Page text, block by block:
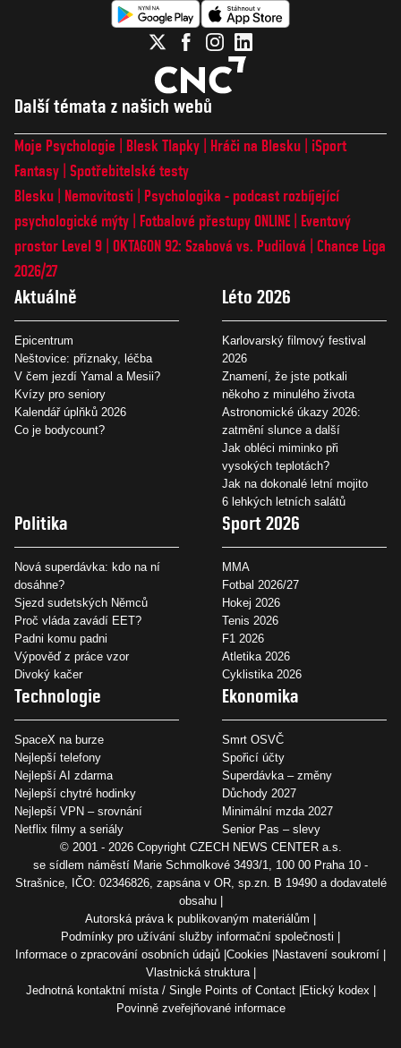
Další témata z našich webů
Moje Psychologie Blesk Tlapky Hráči na Blesku
iSport
Fantasy Spotřebitelské testy
Blesku
Nemovitosti
Psychologika - podcast rozbíjející
psychologické mýty
Fotbalové přestupy ONLINE
Eventový
prostor Level 9 OKTAGON 92: Szabová vs. Pudilová
Chance Liga
2026/27
Aktuálně
Epicentrum
Neštovice: příznaky, léčba
V čem jezdí Yamal a Mesii?
Kvízy pro seniory
Kalendář úplňků 2026
Co je bodycount?
Léto 2026
Karlovarský filmový festival
2026
Znamení, že jste potkali
někoho z minulého života
Astronomické úkazy 2026:
zatmění slunce a další
Jak obléci miminko při
vysokých teplotách?
Jak na dokonalé letní mojito
6 lehkých letních salátů
Politika
Nová superdávka: kdo na ní
dosáhne?
Sjezd sudetských Němců
Proč vláda zavádí EET?
Padni komu padni
Výpověď z práce vzor
Divoký kačer
Sport 2026
MMA
Fotbal 2026/27
Hokej 2026
Tenis 2026
F1 2026
Atletika 2026
Cyklistika 2026
Technologie
SpaceX na burze
Nejlepší telefony
Nejlepší AI zdarma
Nejlepší chytré hodinky
Nejlepší VPN – srovnání
Netflix filmy a seriály
Ekonomika
Smrt OSVČ
Spořicí účty
Superdávka – změny
Důchody 2027
Minimální mzda 2027
Senior Pas – slevy
© 2001 - 2026 Copyright CZECH NEWS CENTER a.s.
se sídlem náměstí Marie Schmolkové 3493/1, 100 00 Praha 10 -
Strašnice, IČO: 02346826, zapsána v OR, sp.zn. B 19490 a dodavatelé
obsahu
Autorská práva k publikovaným materiálům
Podmínky pro užívání služby informační společnosti
Informace o zpracování osobních údajů Cookies Nastavení soukromí
Vlastnická struktura
Jednotná kontaktní místa / Single Points of Contact Etický kodex
Povinně zveřejňované informace